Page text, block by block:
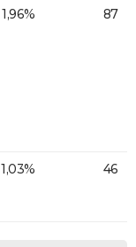
1,96% 87
1,03% 46